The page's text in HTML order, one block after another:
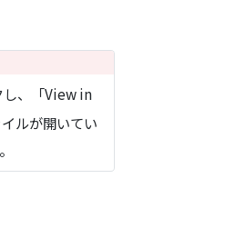
し、「View in
ルが開いてい